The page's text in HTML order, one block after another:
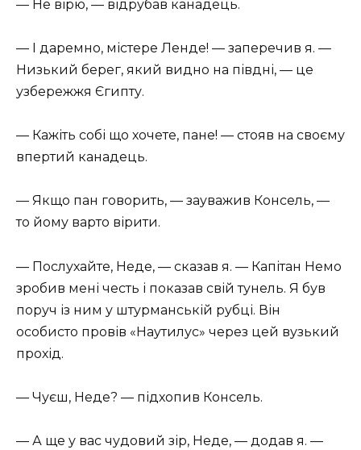
— Не вірю, — відрубав канадець.
— І даремно, містере Ленде! — заперечив я. —
Низький берег, який видно на півдні, — це
узбережжя Єгипту.
— Кажіть собі що хочете, пане! — стояв на своєму
впертий канадець.
— Якщо пан говорить, — зауважив Консель, —
то йому варто вірити.
— Послухайте, Неде, — сказав я. — Капітан Немо
зробив мені честь і показав свій тунель. Я був
поруч із ним у штурманській рубці. Він
особисто провів «Наутилус» через цей вузький
прохід.
— Чуєш, Неде? — підхопив Консель.
— А ще у вас чудовий зір, Неде, — додав я. —